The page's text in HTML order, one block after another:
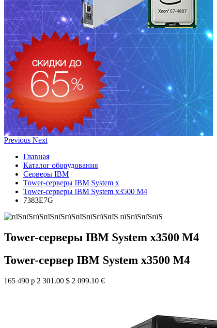
Previous Next
Главная
Каталог оборудования
Серверы IBM
Tower-серверы IBM System x
Tower-серверы IBM System x3500 M4
7383E7G
Tower-серверы IBM System x3500 M4
Tower-сервер IBM System x3500 M4
165 490 р 2 301.00 $ 2 099.10 €